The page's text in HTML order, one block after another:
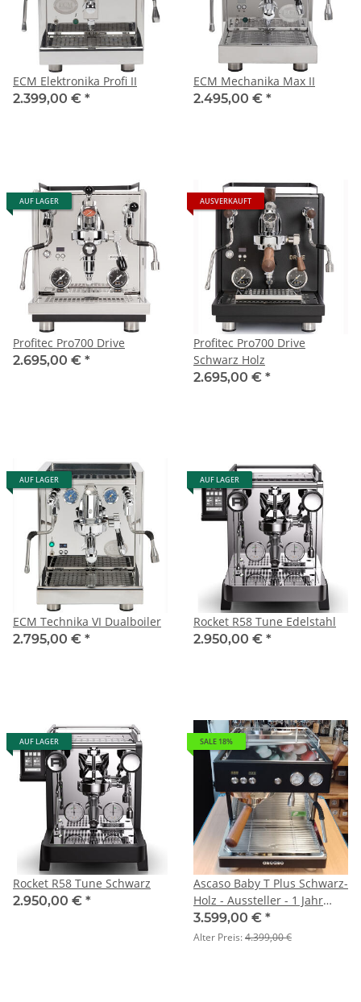
ECM Elektronika Profi II
2.399,00 € *
ECM Mechanika Max II
2.495,00 € *
AUF LAGER
Profitec Pro700 Drive
2.695,00 € *
AUSVERKAUFT
Profitec Pro700 Drive
Schwarz Holz
2.695,00 € *
AUF LAGER
ECM Technika VI Dualboiler
2.795,00 € *
AUF LAGER
Rocket R58 Tune Edelstahl
2.950,00 € *
AUF LAGER
Rocket R58 Tune Schwarz
2.950,00 € *
SALE 18%
Ascaso Baby T Plus Schwarz-
Holz - Aussteller - 1 Jahr
Gewährleistung - nur online
verfügbar
3.599,00 € *
Alter Preis:4.399,00 €